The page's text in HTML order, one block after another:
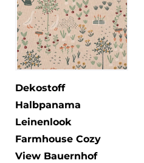
Dekostoff
Halbpanama
Leinenlook
Farmhouse Cozy
View Bauernhof